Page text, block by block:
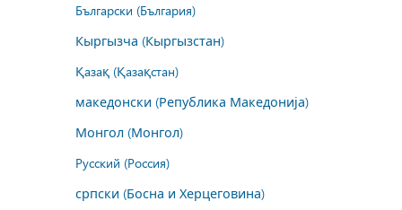
Български (България)
Кыргызча (Кыргызстан)
Қазақ (Қазақстан)
македонски (Република Македонија)
Монгол (Монгол)
Русский (Россия)
српски (Босна и Херцеговина)